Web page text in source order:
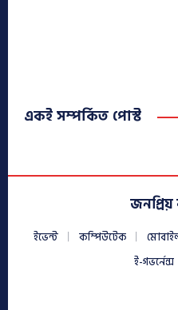
একই সম্পর্কিত পোস্ট
জনপ্রিয়
ইভেন্ট কম্পিউটেক
ই-গভর্নেন্স